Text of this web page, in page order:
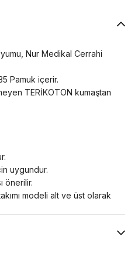
Nur Medikal Cerrahi
Pamuk içerir.
TERİKOTON kumaştan
uygundur.
önerilir.
modeli alt ve üst olarak